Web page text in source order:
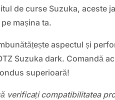
de curse Suzuka, aceste
mașina ta.
aspectul și
Suzuka dark. Comandă
superioară!
verificați compatibilitatea